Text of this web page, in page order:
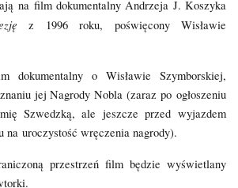
na film dokumentalny Andrzeja J. Koszyka
z 1996 roku, poświęcony Wisławie
dokumentalny o Wisławie Szymborskiej,
jej Nagrody Nobla (zaraz po ogłoszeniu
Szwedzką, ale jeszcze przed wyjazdem
na uroczystość wręczenia nagrody).
przestrzeń film będzie wyświetlany
.